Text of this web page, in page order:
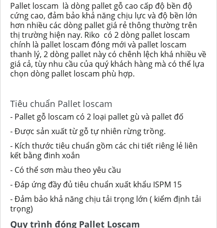
Pallet loscam là dòng pallet gỗ cao cấp độ bền độ
cứng cao, đảm bảo khả năng chịu lực và độ bền lớn
hơn nhiều các dòng pallet giá rẻ thông thường trên
thị trường hiện nay. Riko có 2 dòng pallet loscam
chính là pallet loscam đóng mới và pallet loscam
thanh lý, 2 dòng pallet này có chênh lệch khá nhiều về
giá cả, tùy nhu cầu của quý khách hàng mà có thể lựa
chọn dòng pallet loscam phù hợp.
Tiêu chuẩn Pallet loscam
- Pallet gỗ loscam có 2 loại pallet gù và pallet đố
- Được sản xuất từ gỗ tự nhiên rừng trồng.
- Kích thước tiêu chuẩn gồm các chi tiết riêng lẻ liên
kết bằng đinh xoắn
- Có thể sơn màu theo yêu cầu
- Đáp ứng đầy đủ tiêu chuẩn xuất khẩu ISPM 15
- Đảm bảo khả năng chịu tải trọng lớn ( kiểm định tải
trọng)
Quy trình đóng Pallet Loscam